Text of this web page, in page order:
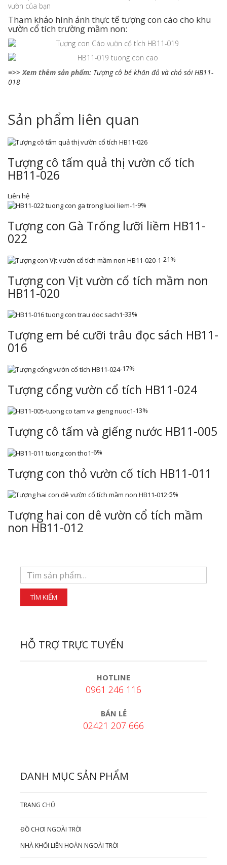
vườn của bạn
Tham khảo hình ảnh thực tế tượng con cáo cho khu
vườn cổ tích trường mầm non:
=>> Xem thêm sản phẩm: Tượng cô bé khăn đỏ và chó sói HB11-
018
Sản phẩm liên quan
Tượng cô tấm quả thị vườn cổ tích
HB11-026
Liên hệ
-9%
Tượng con Gà Trống lưỡi liềm HB11-
022
-21%
Tượng con Vịt vườn cổ tích mầm non
HB11-020
-33%
Tượng em bé cưỡi trâu đọc sách HB11-
016
-17%
Tượng cổng vườn cổ tích HB11-024
-13%
Tượng cô tấm và giếng nước HB11-005
-6%
Tượng con thỏ vườn cổ tích HB11-011
-5%
Tượng hai con dê vườn cổ tích mầm
non HB11-012
HỖ TRỢ TRỰC TUYẾN
HOTLINE
0961 246 116
BÁN LẺ
02421 207 666
DANH MỤC SẢN PHẨM
TRANG CHỦ
ĐỒ CHƠI NGOÀI TRỜI
NHÀ KHỐI LIÊN HOÀN NGOÀI TRỜI